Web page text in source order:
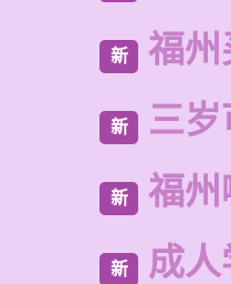
新 福州
新 三
新 福州
新 成